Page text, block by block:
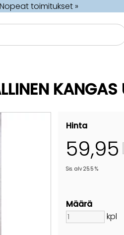
Nopeat toimitukset »
Hinta
59,95
Sis. alv 25.5 %
Määrä
kpl